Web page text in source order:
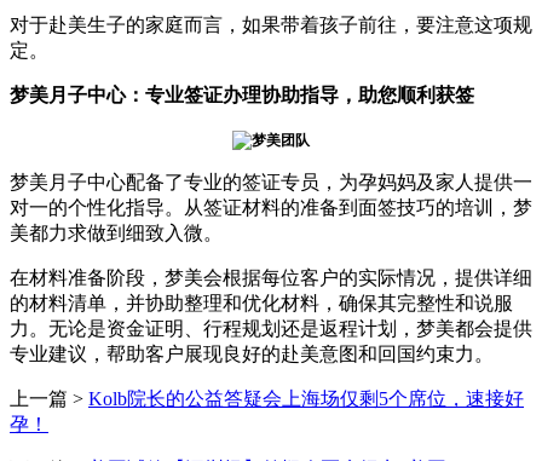
对于赴美生子的家庭而言，如果带着孩子前往，要注意这项规
定。
梦美月子中心：专业签证办理协助指导，助您顺利获签
梦美月子中心配备了专业的签证专员，为孕妈妈及家人提供一
对一的个性化指导。从签证材料的准备到面签技巧的培训，梦
美都力求做到细致入微。
在材料准备阶段，梦美会根据每位客户的实际情况，提供详细
的材料清单，并协助整理和优化材料，确保其完整性和说服
力。无论是资金证明、行程规划还是返程计划，梦美都会提供
专业建议，帮助客户展现良好的赴美意图和回国约束力。
上一篇 > Kolb院长的公益答疑会上海场仅剩5个席位，速接好
孕！